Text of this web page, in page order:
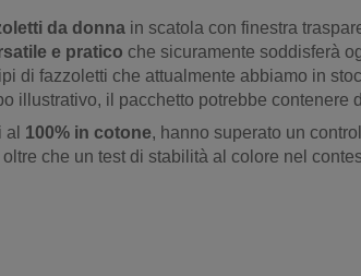
da donna in scatola con finestra
e pratico che sicuramente soddisferà
di fazzoletti che attualmente abbiamo in
illustrativo, il pacchetto potrebbe contenere
al 100% in cotone, hanno superato un
che un test di stabilità al colore nel